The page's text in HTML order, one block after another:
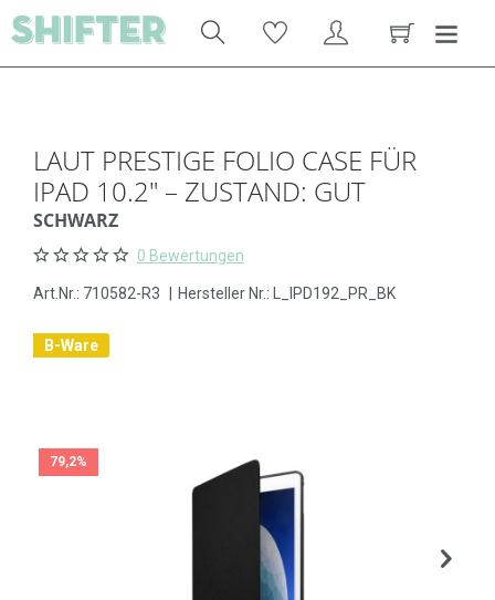
LAUT PRESTIGE FOLIO CASE FÜR
IPAD 10.2" – ZUSTAND: GUT
SCHWARZ
0 Bewertungen
Art.Nr.: 710582-R3 Hersteller Nr.: L_IPD192_PR_BK
B-Ware
79,2%